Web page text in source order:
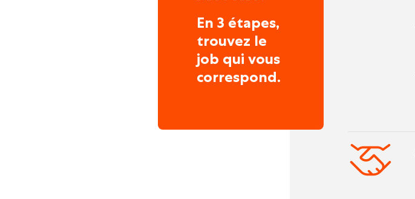
En 3 étapes,
trouvez le
job qui vous
correspond.